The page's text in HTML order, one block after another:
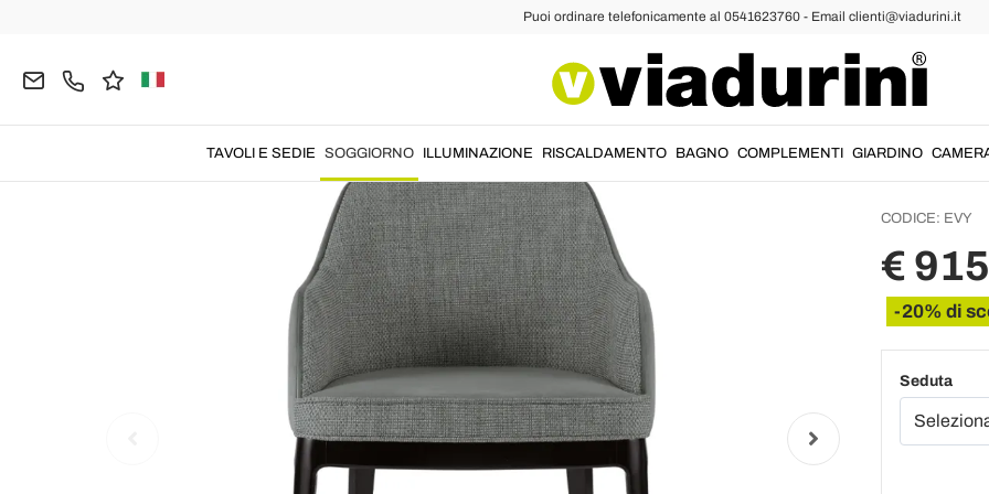
Puoi ordinare telefonicamente al 0541623760 - Email clienti@viadurini.it
TAVOLI E SEDIE SOGGIORNO ILLUMINAZIONE RISCALDAMENTO BAGNO COMPLEMENTI GIARDINO
CODICE: EVY
€
-20% di
Seduta